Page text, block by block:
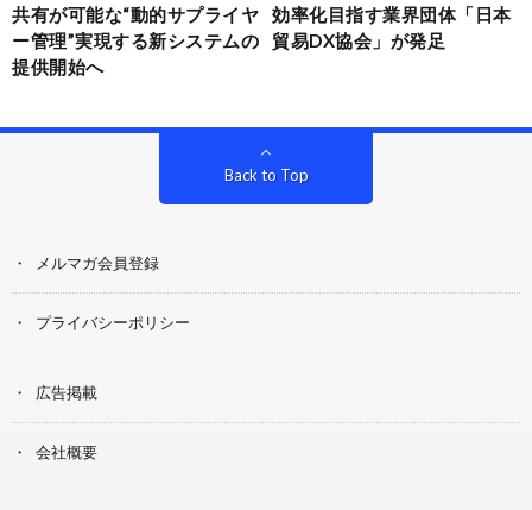
共有が可能な“動的サプライヤ
ー管理”実現する新システムの
提供開始へ
効率化目指す業界団体「日本
貿易DX協会」が発足
Back to Top
メルマガ会員登録
プライバシーポリシー
広告掲載
会社概要